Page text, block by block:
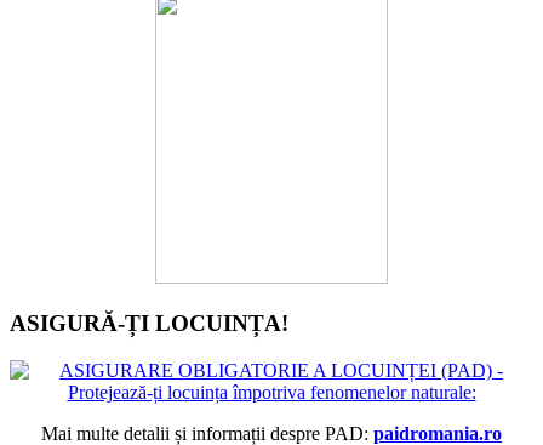
ASIGURĂ-ȚI LOCUINȚA!
Mai multe detalii și informații despre PAD: paidromania.ro